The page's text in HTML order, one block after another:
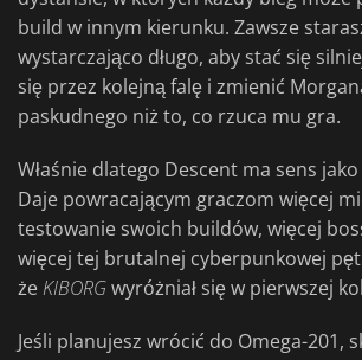
build w innym kierunku. Zawsze
wystarczająco długo, aby stać się
się przez kolejną falę i zmienić
paskudnego niż to, co rzuca mu gra.
Właśnie dlatego Descent ma sens
Daje powracającym graczom więcej
testowanie swoich buildów, więcej
więcej tej brutalnej cyberpunkowej
żeKIBORGwyróżniał się w pierwszej
Jeśli planujesz wrócić do Omega-201,